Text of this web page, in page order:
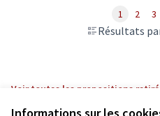
Résultats
1 2 3
Voir toutes les propositions